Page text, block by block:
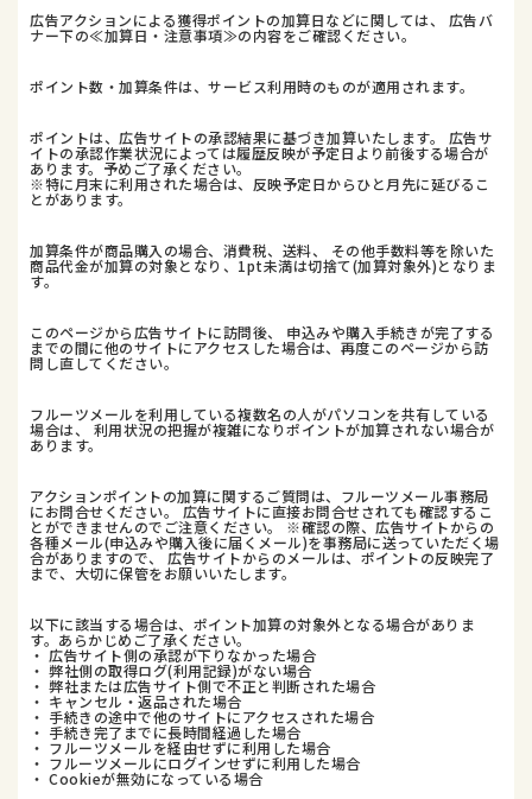
広告アクションによる獲得ポイントの加算日などに関しては、 広告バ
ナー下の≪加算日・注意事項≫の内容をご確認ください。
ポイント数・加算条件は、サービス利用時のものが適用されます。
ポイントは、広告サイトの承認結果に基づき加算いたします。 広告サ
イトの承認作業状況によっては履歴反映が予定日より前後する場合が
あります。予めご了承ください。
※特に月末に利用された場合は、反映予定日からひと月先に延びるこ
とがあります。
加算条件が商品購入の場合、消費税、送料、 その他手数料等を除いた
商品代金が加算の対象となり、1pt未満は切捨て(加算対象外)となりま
す。
このページから広告サイトに訪問後、 申込みや購入手続きが完了する
までの間に他のサイトにアクセスした場合は、再度このページから訪
問し直してください。
フルーツメールを利用している複数名の人がパソコンを共有している
場合は、 利用状況の把握が複雑になりポイントが加算されない場合が
あります。
アクションポイントの加算に関するご質問は、フルーツメール事務局
にお問合せください。 広告サイトに直接お問合せされても確認するこ
とができませんのでご注意ください。 ※確認の際、広告サイトからの
各種メール(申込みや購入後に届くメール)を事務局に送っていただく場
合がありますので、 広告サイトからのメールは、ポイントの反映完了
まで、大切に保管をお願いいたします。
以下に該当する場合は、ポイント加算の対象外となる場合がありま
す。あらかじめご了承ください。
・ 広告サイト側の承認が下りなかった場合
・ 弊社側の取得ログ(利用記録)がない場合
・ 弊社または広告サイト側で不正と判断された場合
・ キャンセル・返品された場合
・ 手続きの途中で他のサイトにアクセスされた場合
・ 手続き完了までに長時間経過した場合
・ フルーツメールを経由せずに利用した場合
・ フルーツメールにログインせずに利用した場合
・ Cookieが無効になっている場合